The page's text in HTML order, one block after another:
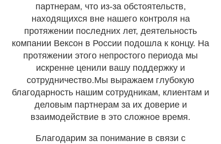
партнерам, что из-за обстоятельств,
находящихся вне нашего контроля на
протяжении последних лет, деятельность
компании Вексон в России подошла к концу. На
протяжении этого непростого периода мы
искренне ценили вашу поддержку и
сотрудничество.Мы выражаем глубокую
благодарность нашим сотрудникам, клиентам и
деловым партнерам за их доверие и
взаимодействие в это сложное время.
Благодарим за понимание в связи с